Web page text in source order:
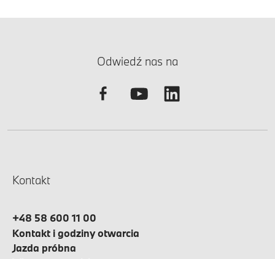
Odwiedź nas na
Kontakt
+48 58 600 11 00
Kontakt i godziny otwarcia
Jazda próbna